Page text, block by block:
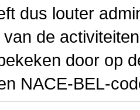
dus louter
de
door op
NACE-BEL-